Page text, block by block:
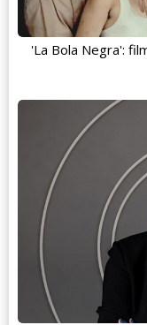
'La Bola Negra':